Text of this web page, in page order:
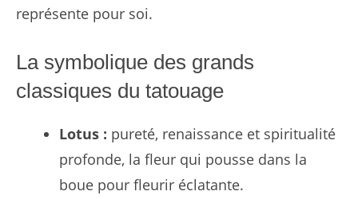
représente pour soi.
La symbolique des grands
classiques du tatouage
Lotus : pureté, renaissance et spiritualité
profonde, la fleur qui pousse dans la
boue pour fleurir éclatante.